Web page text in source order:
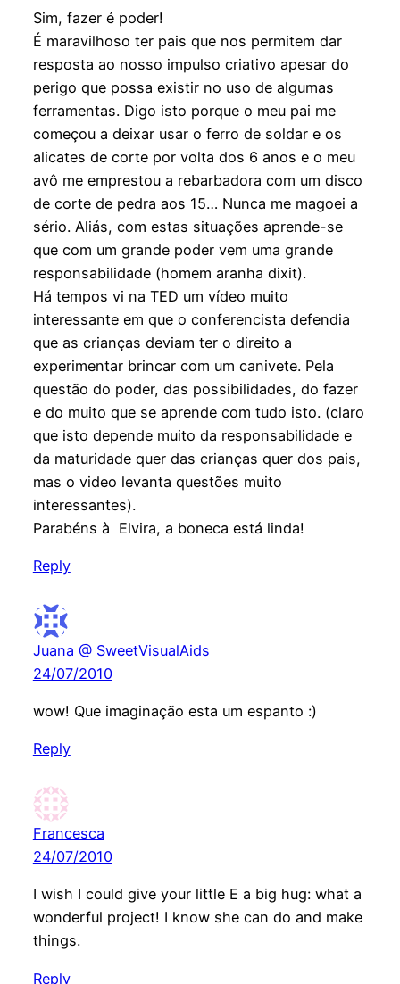
Sim, fazer é poder!
É maravilhoso ter pais que nos permitem dar
resposta ao nosso impulso criativo apesar do
perigo que possa existir no uso de algumas
ferramentas. Digo isto porque o meu pai me
começou a deixar usar o ferro de soldar e os
alicates de corte por volta dos 6 anos e o meu
avô me emprestou a rebarbadora com um disco
de corte de pedra aos 15… Nunca me magoei a
sério. Aliás, com estas situações aprende-se
que com um grande poder vem uma grande
responsabilidade (homem aranha dixit).
Há tempos vi na TED um vídeo muito
interessante em que o conferencista defendia
que as crianças deviam ter o direito a
experimentar brincar com um canivete. Pela
questão do poder, das possibilidades, do fazer
e do muito que se aprende com tudo isto. (claro
que isto depende muito da responsabilidade e
da maturidade quer das crianças quer dos pais,
mas o video levanta questões muito
interessantes).
Parabéns à Elvira, a boneca está linda!
Reply
Juana @ SweetVisualAids
24/07/2010
wow! Que imaginação esta um espanto :)
Reply
Francesca
24/07/2010
I wish I could give your little E a big hug: what a
wonderful project! I know she can do and make
things.
Reply